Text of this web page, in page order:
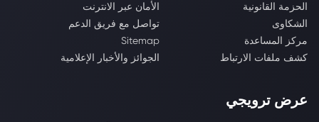
الحزمة القانونية
الأمان عبر الانترنت
الشكاوى
تواصل مع فريق الدعم
مركز المساعدة
Sitemap
كشف ملفات الارتباط
الجوائز والأخبار الإعلامية
عرض ترويجي